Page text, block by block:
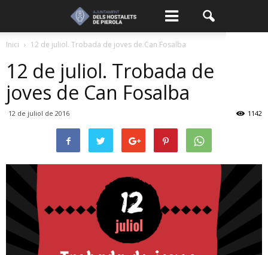
Inici 12 de juliol. Trobada de joves de Can Fosalba
12 de juliol. Trobada de
joves de Can Fosalba
12 de juliol de 2016 1142